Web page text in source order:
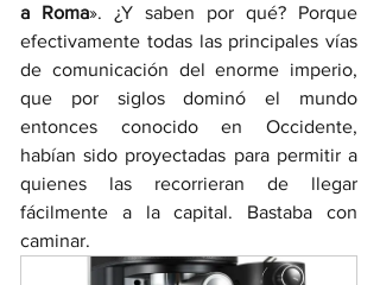
a Roma». ¿Y saben por qué? Porque
efectivamente todas las principales vías
de comunicación del enorme imperio,
que por siglos dominó el mundo
entonces conocido en Occidente,
habían sido proyectadas para permitir a
quienes las recorrieran de llegar
fácilmente a la capital. Bastaba con
caminar.